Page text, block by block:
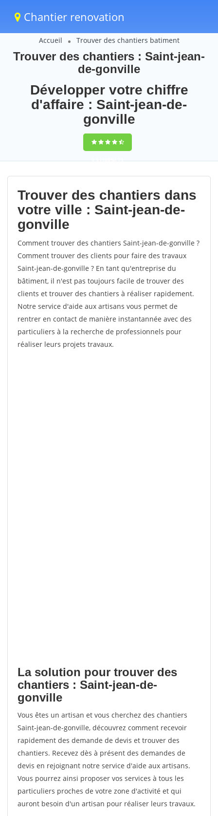
Chantier renovation
Accueil Trouver des chantiers batiment
Trouver des chantiers : Saint-jean-
de-gonville
Développer votre chiffre
d'affaire : Saint-jean-de-
gonville
9,5(100%)75
votes
Trouver des chantiers dans
votre ville : Saint-jean-de-
gonville
Comment trouver des chantiers Saint-jean-de-gonville ?
Comment trouver des clients pour faire des travaux
Saint-jean-de-gonville ? En tant qu'entreprise du
bâtiment, il n'est pas toujours facile de trouver des
clients et trouver des chantiers à réaliser rapidement.
Notre service d'aide aux artisans vous permet de
rentrer en contact de manière instantannée avec des
particuliers à la recherche de professionnels pour
réaliser leurs projets travaux.
La solution pour trouver des
chantiers : Saint-jean-de-
gonville
Vous êtes un artisan et vous cherchez des chantiers
Saint-jean-de-gonville, découvrez comment recevoir
rapidement des demande de devis et trouver des
chantiers. Recevez dès à présent des demandes de
devis en rejoignant notre service d'aide aux artisans.
Vous pourrez ainsi proposer vos services à tous les
particuliers proches de votre zone d'activité et qui
auront besoin d'un artisan pour réaliser leurs travaux.